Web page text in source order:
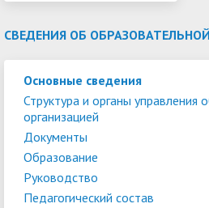
СВЕДЕНИЯ ОБ
Основные сведения
Структура и органы управления
организацией
Документы
Образование
Руководство
Педагогический состав